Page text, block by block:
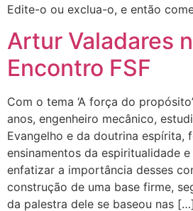
Edite-o ou exclua-o, e então
Artur Valadares
Encontro FSF
Com o tema ‘A força do
anos, engenheiro mecânico,
Evangelho e da doutrina espírita,
ensinamentos da espiritualidade
enfatizar a importância desses
construção de uma base firme,
da palestra dele se baseou nas […]